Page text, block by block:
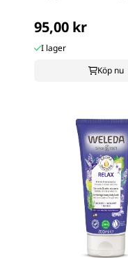
95,00 kr
I lager
Köp nu